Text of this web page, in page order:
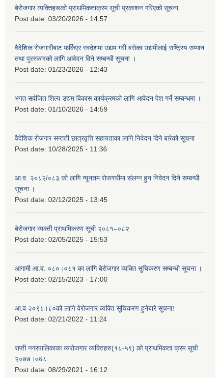
बेरोजगार व्यक्तिहरूको प्राथमिकताक्रम सूची प्रकाशन गरिएको सूचना
Post date: 03/20/2026 - 14:57
वैदेशिक रोजगारीबाट फर्किएर स्वदेशमा उद्यम गरी बसेका उद्यमीलाई राष्ट्रिय सम्मान
तथा पुरस्कारको लागि आवेदन दिने सम्बन्धी सूचना ।
Post date: 01/23/2026 - 12:43
भगत सर्वजित शिल्प उद्यम विकास कार्यक्रमको लागि आवेदन पेश गर्ने सम्बन्धमा ।
Post date: 01/10/2026 - 14:59
वैदेशिक रोजगार सन्तती छात्रवृत्ति सहायताका लागि निवेदन दिने बारेको सूचना
Post date: 10/28/2025 - 11:36
आ.व. २०८२/०८३ को लागि न्यूनतम रोजगारीमा संलग्न हुन निवेदन दिने सम्बन्धी
सूचना ।
Post date: 02/12/2025 - 13:45
बेरोजगार व्यक्ती प्राथमिकरण सूची २०८१–०८२
Post date: 02/05/2025 - 15:53
आगामी आ.व. ०८०।०८१ का लागि बेरोजगार व्यक्ति सुचिकरण सम्बन्धी सूचना ।
Post date: 02/15/2023 - 17:00
आ.व २०९८।८०को लागि वेरोजगार व्यक्ति सूचिकरण हुनेबारे सूचना!
Post date: 02/21/2022 - 11:24
राप्ती नगरपालिकाका व्यरोजगार व्यक्तिहरु(१८-५९) को प्राथमिकता क्रम सूची
२०७७।०७८
Post date: 08/29/2021 - 16:12